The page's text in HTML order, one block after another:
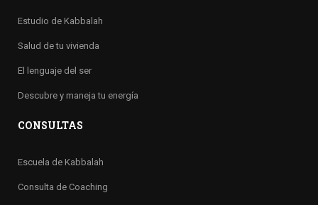
Estudio de Kabbalah
Salud de tu vivienda
El lenguaje del ser
Descubre y maneja tu energía
CONSULTAS
Escuela de Kabbalah
Consulta de Coaching